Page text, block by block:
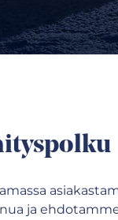
ja